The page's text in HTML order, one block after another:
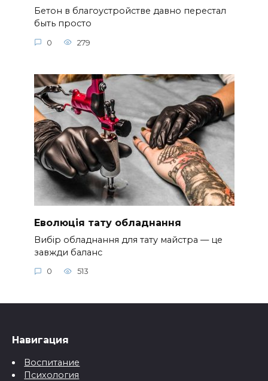
Бетон в благоустройстве давно перестал
быть просто
0 279
Еволюція тату обладнання
Вибір обладнання для тату майстра — це
завжди баланс
0 513
Навигация
Воспитание
Психология